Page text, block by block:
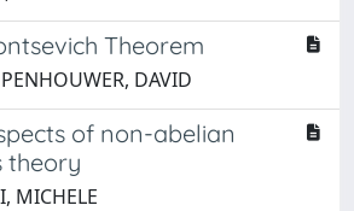
Theorem
DAVID
of non-abelian
theory
MICHELE